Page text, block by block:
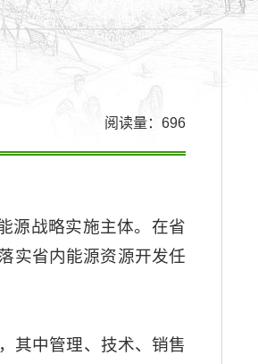
阅读量： 696
源战略实施主体。在省
实省内能源资源开发任
其中管理、技术、销售